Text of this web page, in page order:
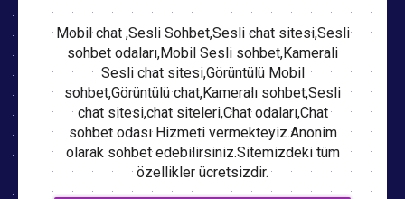
Mobil chat ,Sesli Sohbet,Sesli chat sitesi,Sesli
sohbet odaları,Mobil Sesli sohbet,Kamerali
Sesli chat sitesi,Görüntülü Mobil
sohbet,Görüntülü chat,Kameralı sohbet,Sesli
chat sitesi,chat siteleri,Chat odaları,Chat
sohbet odası Hizmeti vermekteyiz.Anonim
olarak sohbet edebilirsiniz.Sitemizdeki tüm
özellikler ücretsizdir.